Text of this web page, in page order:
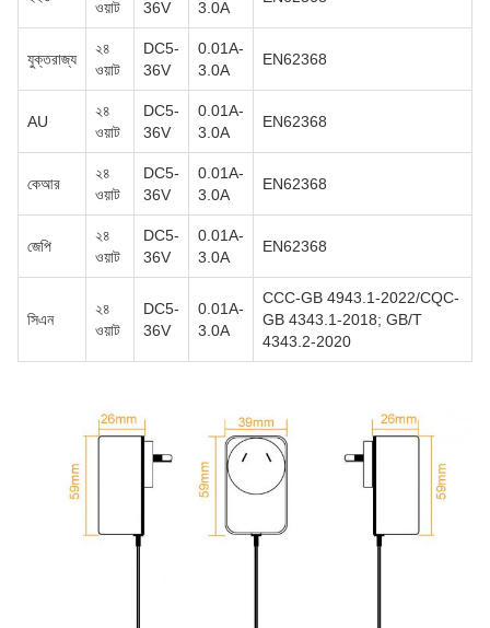
ওয়াট
36V
3.0A
যুক্তরাজ্য
২৪
ওয়াট
DC5-
36V
0.01A-
3.0A
EN62368
AU
২৪
ওয়াট
DC5-
36V
0.01A-
3.0A
EN62368
কেআর
২৪
ওয়াট
DC5-
36V
0.01A-
3.0A
EN62368
জেপি
২৪
ওয়াট
DC5-
36V
0.01A-
3.0A
EN62368
সিএন
২৪
ওয়াট
DC5-
36V
0.01A-
3.0A
CCC-GB 4943.1-2022/CQC-
GB 4343.1-2018; GB/T
4343.2-2020